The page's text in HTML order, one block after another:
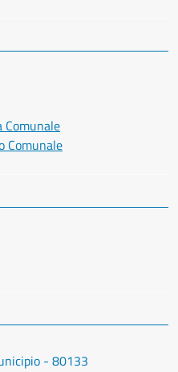
Comunale
Comunale
- 80133